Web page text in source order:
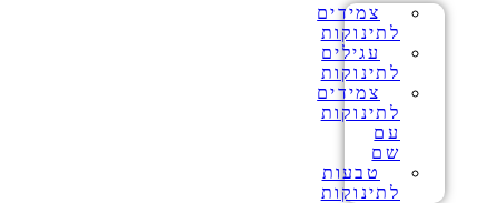
צמידים
לתינוקות
עגילים
לתינוקות
צמידים
לתינוקות
עם
שם
טבעות
לתינוקות